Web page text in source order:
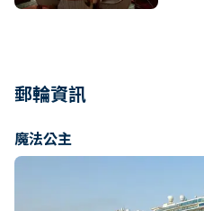
郵輪資訊
魔法公主